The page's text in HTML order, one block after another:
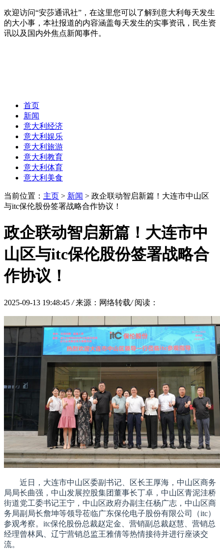
欢迎访问“安莎通讯社”，在这里您可以了解到意大利每天发生
的大小事，本社报道的内容涵盖每天发生的实事资讯，民生资
讯以及国内外焦点新闻事件。
首页
新闻
意大利经济
意大利娱乐
意大利旅游
意大利教育
意大利体育
意大利美食
当前位置： 主页 > 新闻 > 政企联动智启新篇！大连市中山区
与itc保伦股份签署战略合作协议！
政企联动智启新篇！大连市中
山区与itc保伦股份签署战略合
作协议！
2025-09-13 19:48:45 / 来源：网络转载/ 阅读：
近日，大连市中山区委副 书记 、区长王厚海，中山区商务
局局长曲强，中山发展控股集团董事长丁卓，中山区青泥洼桥
街道党工委书记王宁，中山区政府办副主任杨广志，中山区商
务局副局长詹坤等领导莅临广东保伦电子股份有限公司（itc）
参观考察。itc保伦股份总裁赵定金、营销副总裁赵慧、营销总
经理曾林凤、辽宁营销总监王雅倩等热情接待并进行座谈交
流。